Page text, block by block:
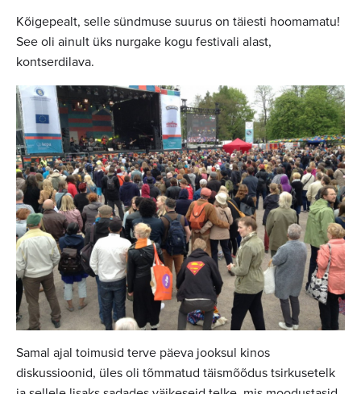
Kõigepealt, selle sündmuse suurus on täiesti hoomamatu!
See oli ainult üks nurgake kogu festivali alast,
kontserdilava.
Samal ajal toimusid terve päeva jooksul kinos
diskussioonid, üles oli tõmmatud täismõõdus tsirkusetelk